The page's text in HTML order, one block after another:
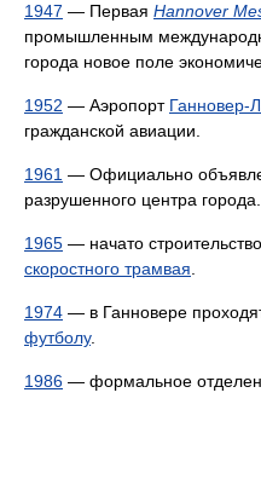
1947 — Первая Hannover
промышленным
города новое поле
1952 — Аэропорт Ганновер-
гражданской авиации.
1961 — Официально
разрушенного центра города.
1965 — начато
скоростного трамвая
1974 — в Ганновере
футболу.
1986 — формальное